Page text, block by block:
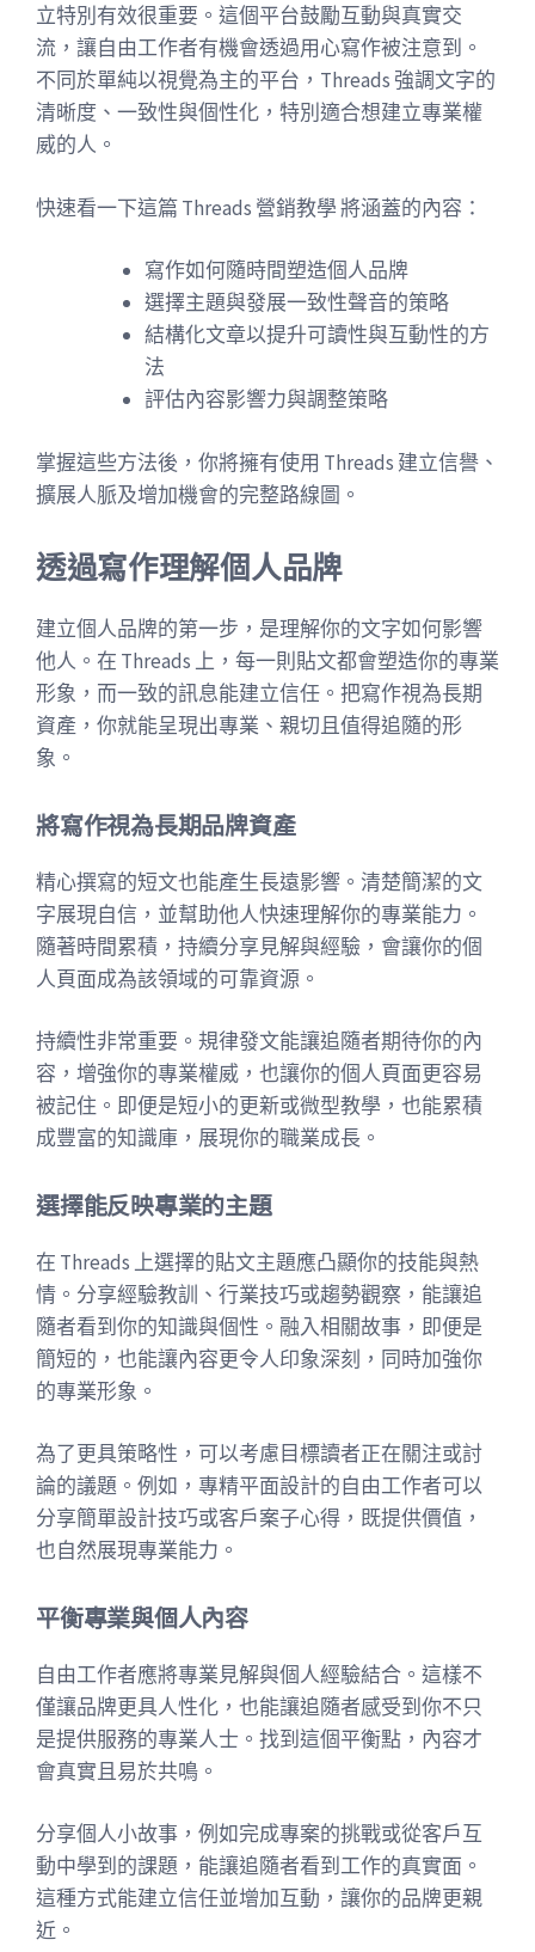
立特別有效很重要。這個平台鼓勵互動與真實交
流，讓自由工作者有機會透過用心寫作被注意到。
不同於單純以視覺為主的平台，Threads 強調文字的
清晰度、一致性與個性化，特別適合想建立專業權
威的人。
快速看一下這篇 Threads 營銷教學 將涵蓋的內容：
寫作如何隨時間塑造個人品牌
選擇主題與發展一致性聲音的策略
結構化文章以提升可讀性與互動性的方
法
評估內容影響力與調整策略
掌握這些方法後，你將擁有使用 Threads 建立信譽、
擴展人脈及增加機會的完整路線圖。
透過寫作理解個人品牌
建立個人品牌的第一步，是理解你的文字如何影響
他人。在 Threads 上，每一則貼文都會塑造你的專業
形象，而一致的訊息能建立信任。把寫作視為長期
資產，你就能呈現出專業、親切且值得追隨的形
象。
將寫作視為長期品牌資產
精心撰寫的短文也能產生長遠影響。清楚簡潔的文
字展現自信，並幫助他人快速理解你的專業能力。
隨著時間累積，持續分享見解與經驗，會讓你的個
人頁面成為該領域的可靠資源。
持續性非常重要。規律發文能讓追隨者期待你的內
容，增強你的專業權威，也讓你的個人頁面更容易
被記住。即便是短小的更新或微型教學，也能累積
成豐富的知識庫，展現你的職業成長。
選擇能反映專業的主題
在 Threads 上選擇的貼文主題應凸顯你的技能與熱
情。分享經驗教訓、行業技巧或趨勢觀察，能讓追
隨者看到你的知識與個性。融入相關故事，即便是
簡短的，也能讓內容更令人印象深刻，同時加強你
的專業形象。
為了更具策略性，可以考慮目標讀者正在關注或討
論的議題。例如，專精平面設計的自由工作者可以
分享簡單設計技巧或客戶案子心得，既提供價值，
也自然展現專業能力。
平衡專業與個人內容
自由工作者應將專業見解與個人經驗結合。這樣不
僅讓品牌更具人性化，也能讓追隨者感受到你不只
是提供服務的專業人士。找到這個平衡點，內容才
會真實且易於共鳴。
分享個人小故事，例如完成專案的挑戰或從客戶互
動中學到的課題，能讓追隨者看到工作的真實面。
這種方式能建立信任並增加互動，讓你的品牌更親
近。